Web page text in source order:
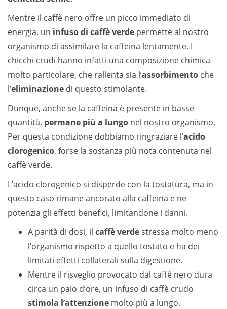
Mentre il caffè nero offre un picco immediato di
energia, un infuso di caffè verde permette al nostro
organismo di assimilare la caffeina lentamente. I
chicchi crudi hanno infatti una composizione chimica
molto particolare, che rallenta sia l’assorbimento che
l’eliminazione di questo stimolante.
Dunque, anche se la caffeina è presente in basse
quantità, permane più a lungo nel nostro organismo.
Per questa condizione dobbiamo ringraziare l’acido
clorogenico, forse la sostanza più nota contenuta nel
caffè verde.
L’acido clorogenico si disperde con la tostatura, ma in
questo caso rimane ancorato alla caffeina e ne
potenzia gli effetti benefici, limitandone i danni.
A parità di dosi, il caffè verdestressa molto meno
l’organismo rispetto a quello tostato e ha dei
limitati effetti collaterali sulla digestione.
Mentre il risveglio provocato dal caffè nero dura
circa un paio d’ore, un infuso di caffè crudo
stimola l’attenzione molto più a lungo.